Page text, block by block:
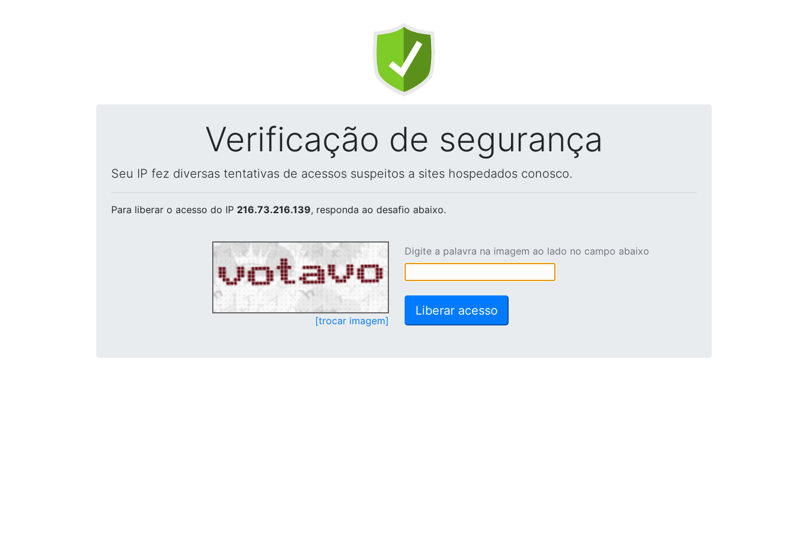
Verificação de segurança
Seu IP fez diversas tentativas de acessos suspeitos a sites hospedados conosco.
Para liberar o acesso do IP 216.73.216.139, responda ao desafio abaixo.
[trocar imagem]
Digite a palavra na imagem ao lado no campo abaixo